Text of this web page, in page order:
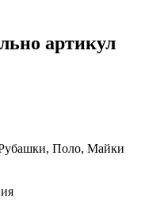
артикул
Поло, Майки